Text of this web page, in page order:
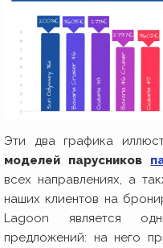
Эти два графика
моделей парусников
всех направлениях, а
наших клиентов на
Lagoon является
предложений: на него